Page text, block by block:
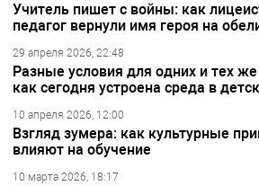
Учитель пишет с войны: как
педагог вернули имя героя на
29 апреля 2026, 22:48
Разные условия для одних и тех
как сегодня устроена среда в
10 апреля 2026, 12:00
Взгляд зумера: как культурные
влияют на обучение
10 марта 2026, 18:17